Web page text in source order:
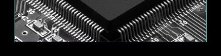
Game Boost AI Boost